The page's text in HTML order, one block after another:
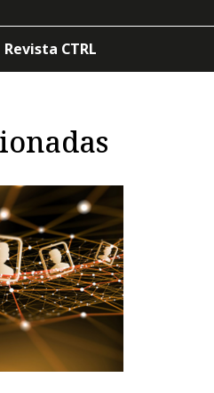
Revista CTRL